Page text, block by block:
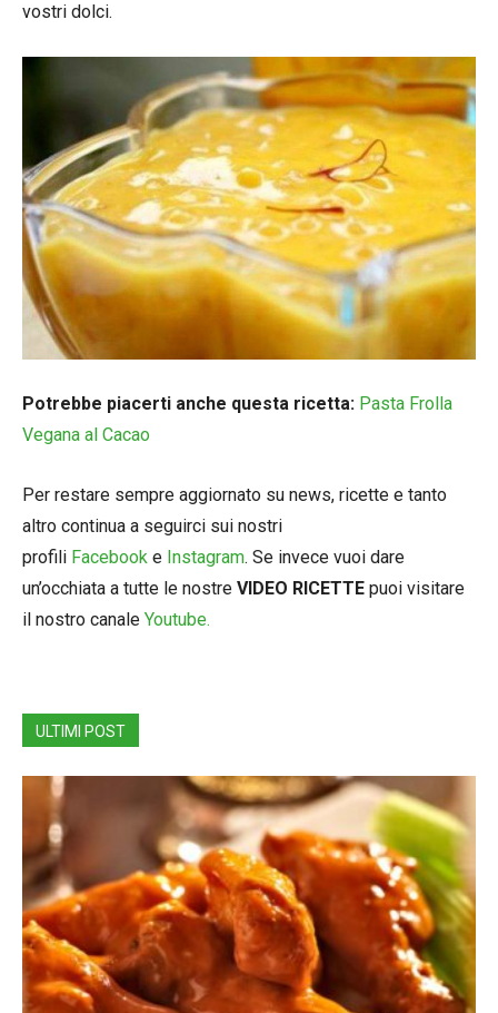
vostri dolci.
Potrebbe piacerti anche questa ricetta: Pasta Frolla
Vegana al Cacao
Per restare sempre aggiornato su news, ricette e tanto
altro continua a seguirci sui nostri
profili Facebook e Instagram. Se invece vuoi dare
un’occhiata a tutte le nostre VIDEO RICETTE puoi visitare
il nostro canale Youtube.
ULTIMI POST